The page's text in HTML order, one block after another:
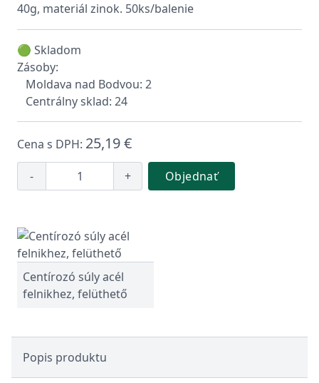
40g, materiál zinok. 50ks/balenie
🟢 Skladom
Zásoby:
Moldava nad Bodvou: 2
Centrálny sklad: 24
Cena s DPH: 25,19 €
- + Objednať
Centírozó súly acél
felnikhez, felüthető
Popis produktu